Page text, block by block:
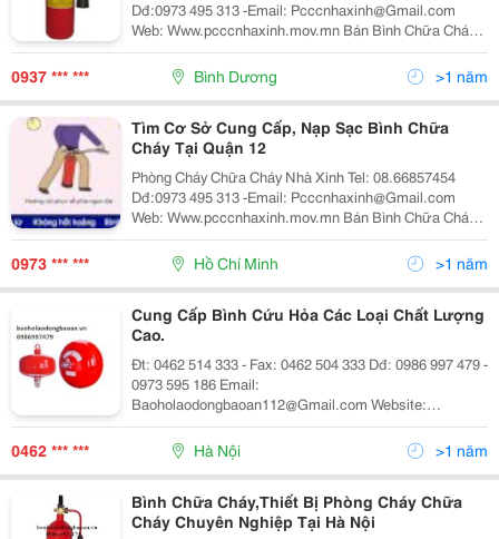
Dđ:0973 495 313 -Email: Pcccnhaxinh@Gmail.com
Web: Www.pcccnhaxinh.mov.mn Bán Bình Chữa Cháy
Bc, Abc, Co2 Tại Tp.hcm,Thủ Dầu Một, Bình Dương,
Tphcm, Đồng Nai. Bình Chữa Cháy Của Chúng Tôi Đượ
0937 *** *** Bình Dương >1 năm
Tìm Cơ Sở Cung Cấp, Nạp Sạc Bình Chữa
Cháy Tại Quận 12
Phòng Cháy Chữa Cháy Nhà Xinh Tel: 08.66857454
Dđ:0973 495 313 -Email: Pcccnhaxinh@Gmail.com
Web: Www.pcccnhaxinh.mov.mn Bán Bình Chữa Cháy
Bc, Abc, Co2 Tại Tp.hcm,Thủ Dầu Một, Bình Dương,
Tphcm, Đồng Nai. Bình Chữa Cháy Của Chúng Tôi Đượ
0973 *** *** Hồ Chí Minh >1 năm
Cung Cấp Bình Cứu Hỏa Các Loại Chất Lượng
Cao.
Đt: 0462 514 333 - Fax: 0462 504 333 Dđ: 0986 997 479 -
0973 595 186 Email:
Baoholaodongbaoan112@Gmail.com Website:
Baoholaodongbaoan.vn Chúng Tôi Chuyên Sản Xuất Và
Cung Ứng Trang Thiết Bị Bảo Hộ Lao Động, An Toàn
Trong Nghành Xây Dựng ,
0462 *** *** Hà Nội >1 năm
Bình Chữa Cháy,Thiết Bị Phòng Cháy Chữa
Cháy Chuyên Nghiệp Tại Hà Nội